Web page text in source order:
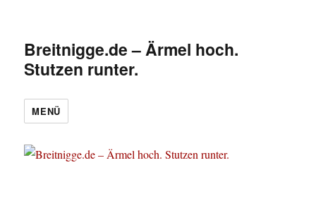
Breitnigge.de – Ärmel hoch.
Stutzen runter.
MENÜ